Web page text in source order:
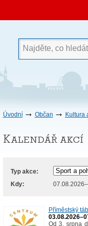
Úvodní Občan Kultura
Kalendář akcí
Typ akce:
Kdy:
Příměstský
Od 3. srpna